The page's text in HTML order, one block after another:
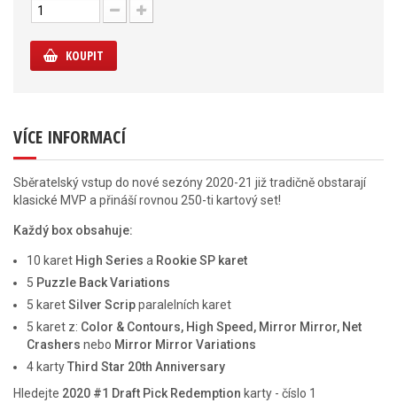
KOUPIT
VÍCE INFORMACÍ
Sběratelský vstup do nové sezóny 2020-21 již tradičně obstarají
klasické MVP a přináší rovnou 250-ti kartový set!
Každý box obsahuje:
10 karet High Series a Rookie SP karet
5 Puzzle Back Variations
5 karetSilver Scripparalelních karet
5 karet z: Color & Contours, High Speed, Mirror Mirror, Net
Crashers nebo Mirror Mirror Variations
4 kartyThird Star 20th Anniversary
Hledejte 2020 #1 Draft Pick Redemption karty - číslo 1